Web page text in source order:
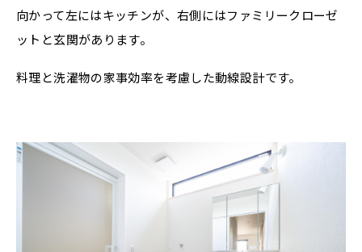
向かって左にはキッチンが、右側にはファミリークローゼ
ットと玄関があります。
料理と洗濯物の家事効率を考慮した動線設計です。